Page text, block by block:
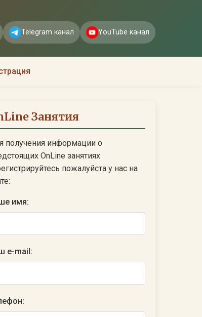
Telegram канал YouTube канал
Занятия
получения информации о
OnLine занятиях
пожалуйста у нас на
имя:
e-mail: